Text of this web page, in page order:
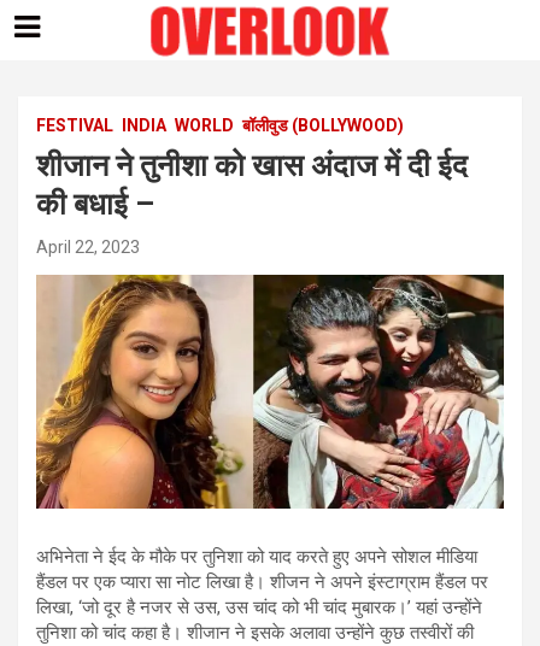
contentFESTIVAL INDIA WORLD बॉलीवुड (BOLLYWOOD)
शीजान ने तुनीशा को खास अंदाज में दी ईद
की बधाई –
April 22, 2023
अभिनेता ने ईद के मौके पर तुनिशा को याद करते हुए अपने सोशल मीडिया
हैंडल पर एक प्यारा सा नोट लिखा है। शीजन ने अपने इंस्टाग्राम हैंडल पर
लिखा, ‘जो दूर है नजर से उस, उस चांद को भी चांद मुबारक।’ यहां उन्होंने
तुनिशा को चांद कहा है। शीजान ने इसके अलावा उन्होंने कुछ तस्वीरों की